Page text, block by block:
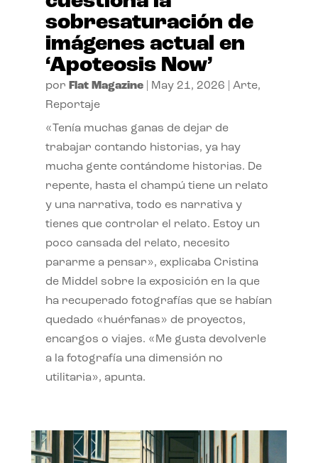
sobresaturación de
imágenes actual en
‘Apoteosis Now’
por Flat Magazine| May 21, 2026 Arte,
Reportaje
«Tenía muchas ganas de dejar de
trabajar contando historias, ya hay
mucha gente contándome historias. De
repente, hasta el champú tiene un relato
y una narrativa, todo es narrativa y
tienes que controlar el relato. Estoy un
poco cansada del relato, necesito
pararme a pensar», explicaba Cristina
de Middel sobre la exposición en la que
ha recuperado fotografías que se habían
quedado «huérfanas» de proyectos,
encargos o viajes. «Me gusta devolverle
a la fotografía una dimensión no
utilitaria», apunta.